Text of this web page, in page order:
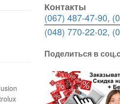
Контакты
(067) 487-47-90,
(048) 770-22-02,
Поделиться в